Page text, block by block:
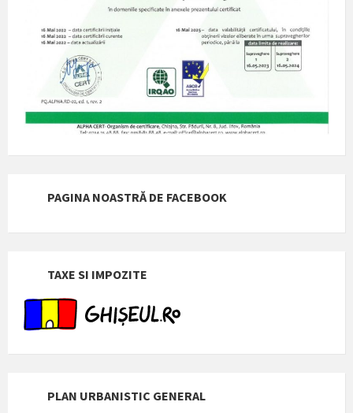
PAGINA NOASTRĂ DE FACEBOOK
TAXE SI IMPOZITE
PLAN URBANISTIC GENERAL